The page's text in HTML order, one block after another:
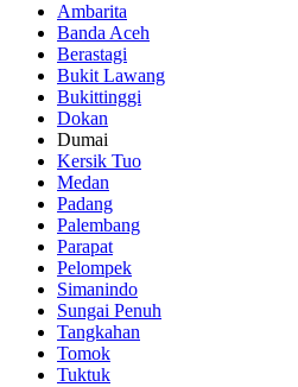
Ambarita
Banda Aceh
Berastagi
Bukit Lawang
Bukittinggi
Dokan
Dumai
Kersik Tuo
Medan
Padang
Palembang
Parapat
Pelompek
Simanindo
Sungai Penuh
Tangkahan
Tomok
Tuktuk